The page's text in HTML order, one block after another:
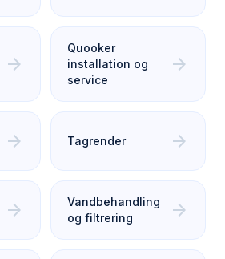
arrow_forward
Quooker
installation og
service
arrow_forward
arrow_forward Tagrender arrow_forward
arrow_forward
Vandbehandling
og filtrering
arrow_forward